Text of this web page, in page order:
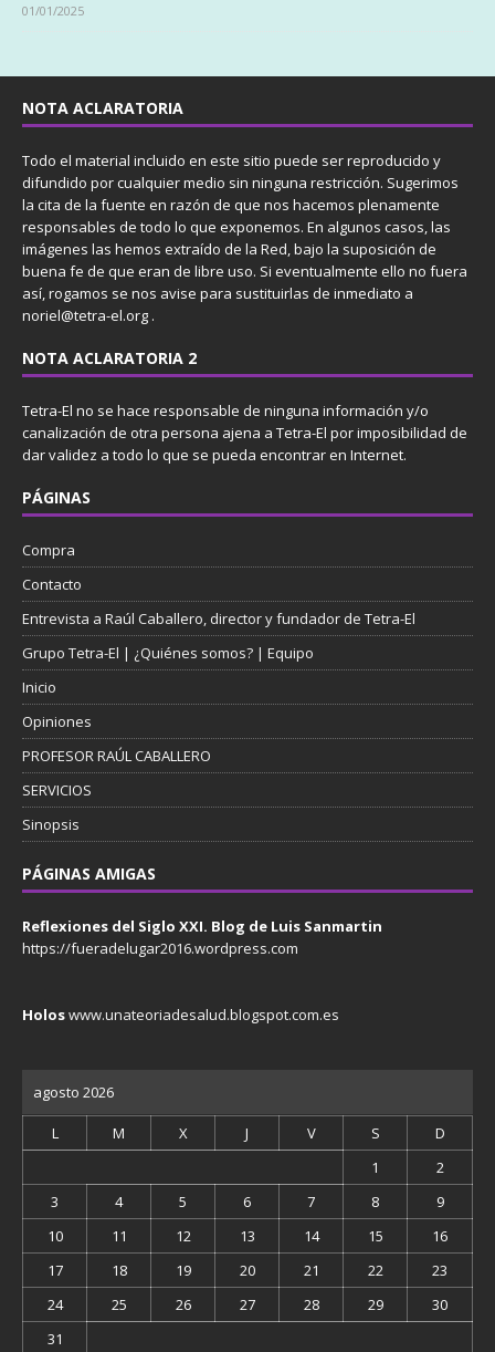
01/01/2025
NOTA ACLARATORIA
Todo el material incluido en este sitio puede ser reproducido y
difundido por cualquier medio sin ninguna restricción. Sugerimos
la cita de la fuente en razón de que nos hacemos plenamente
responsables de todo lo que exponemos. En algunos casos, las
imágenes las hemos extraído de la Red, bajo la suposición de
buena fe de que eran de libre uso. Si eventualmente ello no fuera
así, rogamos se nos avise para sustituirlas de inmediato a
noriel@tetra-el.org .
NOTA ACLARATORIA 2
Tetra-El no se hace responsable de ninguna información y/o
canalización de otra persona ajena a Tetra-El por imposibilidad de
dar validez a todo lo que se pueda encontrar en Internet.
PÁGINAS
Compra
Contacto
Entrevista a Raúl Caballero, director y fundador de Tetra-El
Grupo Tetra-El | ¿Quiénes somos? | Equipo
Inicio
Opiniones
PROFESOR RAÚL CABALLERO
SERVICIOS
Sinopsis
PÁGINAS AMIGAS
Reflexiones del Siglo XXI. Blog de Luis Sanmartin
https://fueradelugar2016.wordpress.com
Holoswww.unateoriadesalud.blogspot.com.es
agosto 2026
L M X J V S
D
1
2
3
4 5 6 7 8
9
10
11 12 13 14 15
16
17
18 19 20 21 22
23
24
25 26 27 28 29
30
31